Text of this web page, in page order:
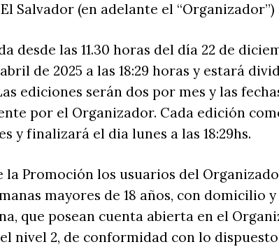
Salvador (en adelante el “Organizador”)
desde las 11.30 horas del día 22 de
de 2025 a las 18:29 horas y estará
ediciones serán dos por mes y las
por el Organizador. Cada edición
y finalizará el dia lunes a las 18:29hs.
la Promoción los usuarios del
mayores de 18 años, con domicilio
que posean cuenta abierta en el
nivel 2, de conformidad con lo